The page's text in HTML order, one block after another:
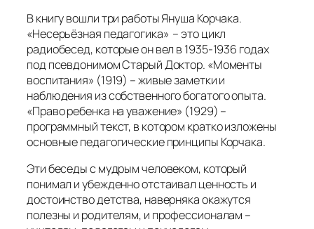
В книгу вошли три работы Януша Корчака.
«Несерьёзная педагогика» – это цикл
радиобесед, которые он вел в 1935-1936 годах
под псевдонимом Старый Доктор. «Моменты
воспитания» (1919) – живые заметки и
наблюдения из собственного богатого опыта.
«Право ребенка на уважение» (1929) –
программный текст, в котором кратко изложены
основные педагогические принципы Корчака.
Эти беседы с мудрым человеком, который
понимал и убежденно отстаивал ценность и
достоинство детства, наверняка окажутся
полезны и родителям, и профессионалам –